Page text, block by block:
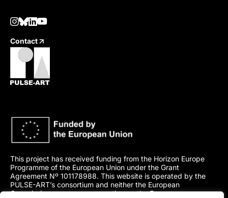
Contact
This project has received funding from the Horizon Europe
Programme of the European Union under the Grant
Agreement Nº 101178988. This website is operated by the
PULSE-ART’s consortium and neither the European
Commission nor any person acting on the European